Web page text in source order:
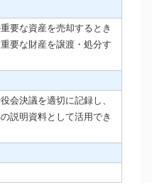
要な資産を売却するとき
要な財産を譲渡・処分す
会決議を適切に記録し、
説明資料として活用でき